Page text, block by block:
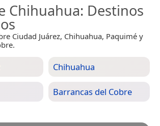
Chihuahua: Destinos
Ciudad Juárez, Chihuahua, Paquimé y
Chihuahua
Barrancas del Cobre